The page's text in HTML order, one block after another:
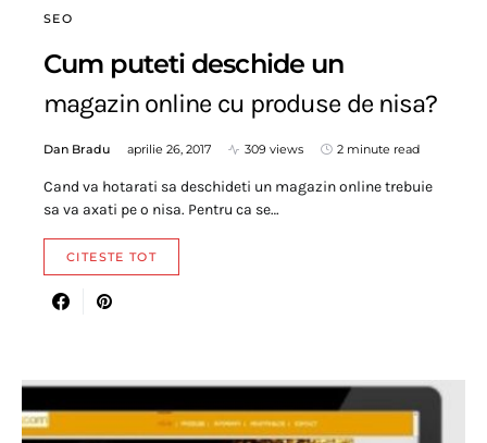
SEO
Cum puteti deschide un
magazin online cu produse de nisa?
Dan Bradu aprilie 26, 2017 309 views 2 minute read
Cand va hotarati sa deschideti un magazin online trebuie
sa va axati pe o nisa. Pentru ca se…
CITESTE TOT